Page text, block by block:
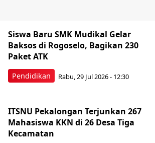
Pendidikan
Siswa Baru SMK Mudikal Gelar
Baksos di Rogoselo, Bagikan 230
Paket ATK
Rabu, 29 Jul 2026 - 12:30
ITSNU Pekalongan Terjunkan 267
Mahasiswa KKN di 26 Desa Tiga
Kecamatan